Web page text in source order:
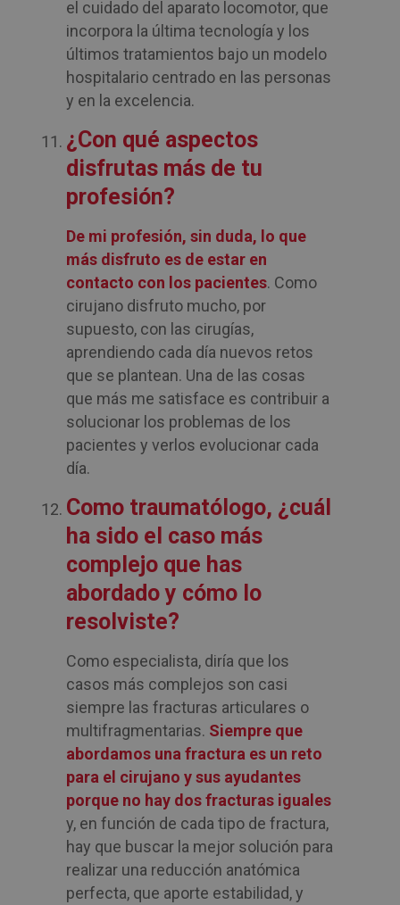
el cuidado del aparato locomotor, que
incorpora la última tecnología y los
últimos tratamientos bajo un modelo
hospitalario centrado en las personas
y en la excelencia.
¿Con qué aspectos
disfrutas más de tu
profesión?
De mi profesión, sin duda, lo que
más disfruto es de estar en
contacto con los pacientes. Como
cirujano disfruto mucho, por
supuesto, con las cirugías,
aprendiendo cada día nuevos retos
que se plantean. Una de las cosas
que más me satisface es contribuir a
solucionar los problemas de los
pacientes y verlos evolucionar cada
día.
Como traumatólogo, ¿cuál
ha sido el caso más
complejo que has
abordado y cómo lo
resolviste?
Como especialista, diría que los
casos más complejos son casi
siempre las fracturas articulares o
multifragmentarias. Siempre que
abordamos una fractura es un reto
para el cirujano y sus ayudantes
porque no hay dos fracturas iguales
y, en función de cada tipo de fractura,
hay que buscar la mejor solución para
realizar una reducción anatómica
perfecta, que aporte estabilidad, y